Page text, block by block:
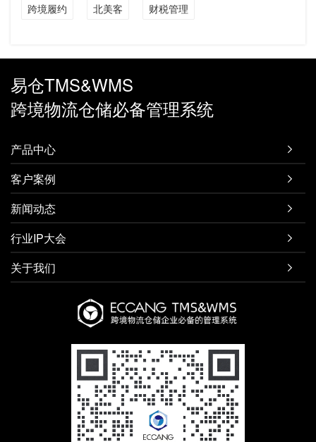
跨境履约 北美客 财税管理
易仓TMS&WMS
跨境物流仓储必备管理系统
产品中心 
客户案例 
新闻动态 
行业IP大会 
关于我们 